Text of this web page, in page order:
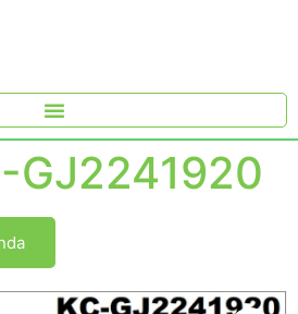
GJ2241920